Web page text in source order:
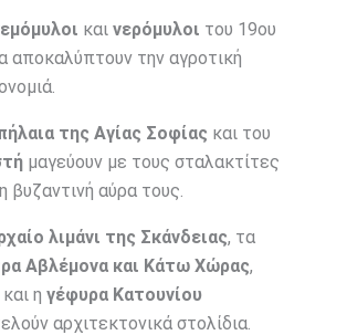
και νερόμυλοι του 19ου
αποκαλύπτουν την αγροτική
της Αγίας Σοφίας και του
μαγεύουν με τους σταλακτίτες
βυζαντινή αύρα τους.
λιμάνι της Σκάνδειας, τα
Αβλέμονα και Κάτω Χώρας,
η γέφυρα Κατουνίου
αρχιτεκτονικά στολίδια.